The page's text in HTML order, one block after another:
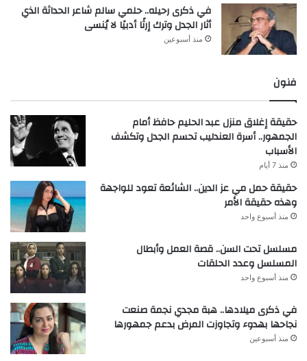
في ذكرى رحيله.. حلمي سالم شاعر الحداثة الذي
أثار الجدل وترك إرثًا أدبيًا لا يُنسى
منذ أسبوعين
فنون
حقيقة إغلاق منزل عبد الحليم حافظ أمام
الجمهور.. أسرة العندليب تحسم الجدل وتكشف
الأسباب
منذ 7 أيام
حقيقة حمل مي عز الدين.. الشائعة تعود للواجهة
وهذه حقيقة الأمر
منذ أسبوع واحد
مسلسل تحت السن.. قصة العمل وأبطال
المسلسل وعدد الحلقات
منذ أسبوع واحد
في ذكرى ميلادها.. هبة مجدي نجمة صنعت
نجاحها بهدوء وتجاوزت المرض بدعم جمهورها
منذ أسبوعين